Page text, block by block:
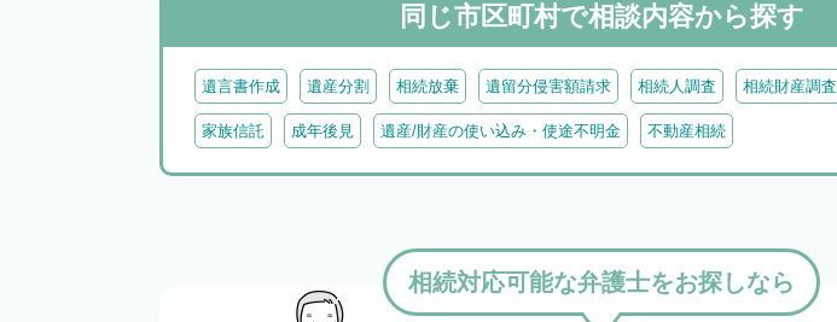
同じ市区町村で相談内容から探す
遺言書作成 遺産分割 相続放棄 遺留分侵害額請求 相続人調査 相続財産調査
家族信託 成年後見 遺産/財産の使い込み・使途不明金 不動産相続
相続対応可能な弁護士をお探しなら